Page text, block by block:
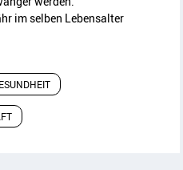
im selben Lebensalter